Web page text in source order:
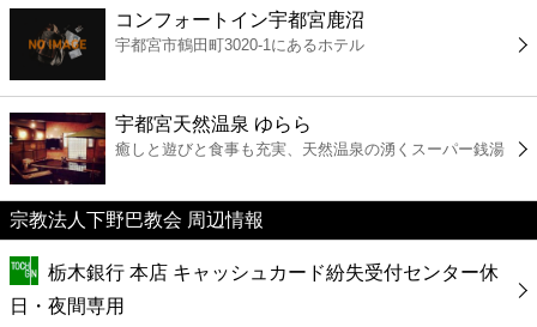
薬局
スーパー
エンタメ
レジャー
書店
コンフォートイン宇都宮鹿沼
宇都宮市鶴田町3020-1にあるホテル
宇都宮天然温泉 ゆらら
癒しと遊びと食事も充実、天然温泉の湧くスーパー銭湯
宗教法人下野巴教会 周辺情報
栃木銀行 本店 キャッシュカード紛失受付センター休
日・夜間専用